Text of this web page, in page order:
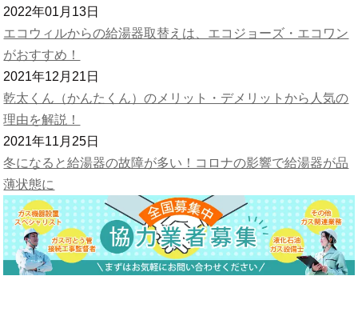
2022年01月13日
エコウィルからの給湯器取替えは、エコジョーズ・エコワン
がおすすめ！
2021年12月21日
乾太くん（かんたくん）のメリット・デメリットから人気の
理由を解説！
2021年11月25日
冬になると給湯器の故障が多い！コロナの影響で給湯器が品
薄状態に